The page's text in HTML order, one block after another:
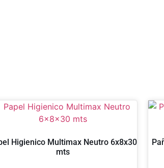
Higienico Multimax Neutro 6x8x30
mts